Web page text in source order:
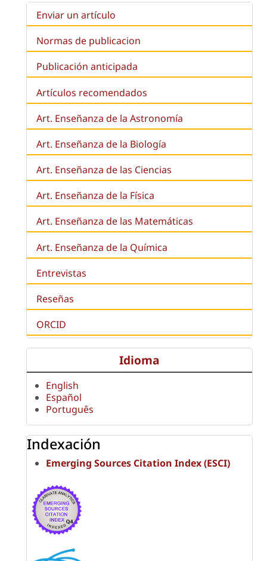
Enviar un artículo
Normas de publicacion
Publicación anticipada
Artículos recomendados
Art. Enseñanza de la Astronomía
Art. Enseñanza de la Biología
Art. Enseñanza de las Ciencias
Art. Enseñanza de la Física
Art. Enseñanza de las Matemáticas
Art. Enseñanza de la Química
Entrevistas
Reseñas
ORCID
Idioma
English
Español
Português
Indexación
Emerging Sources Citation Index (ESCI)